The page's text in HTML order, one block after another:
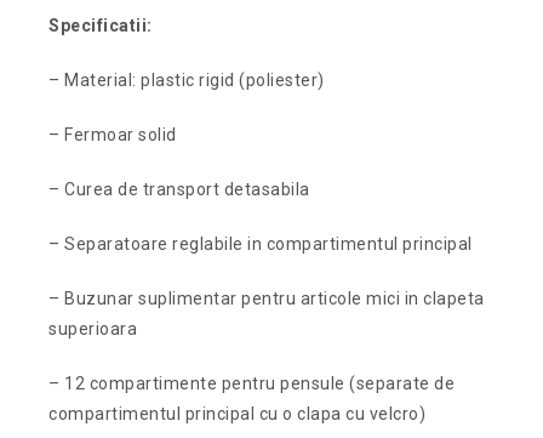
Specificatii:
– Material: plastic rigid (poliester)
– Fermoar solid
– Curea de transport detasabila
– Separatoare reglabile in compartimentul principal
– Buzunar suplimentar pentru articole mici in clapeta
superioara
– 12 compartimente pentru pensule (separate de
compartimentul principal cu o clapa cu velcro)